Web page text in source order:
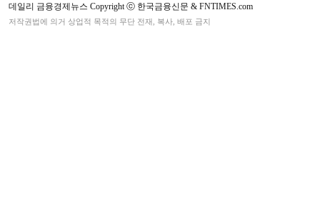
데일리 금융경제뉴스 Copyright ⓒ 한국금융신문 & FNTIMES.com
저작권법에 의거 상업적 목적의 무단 전재, 복사, 배포 금지